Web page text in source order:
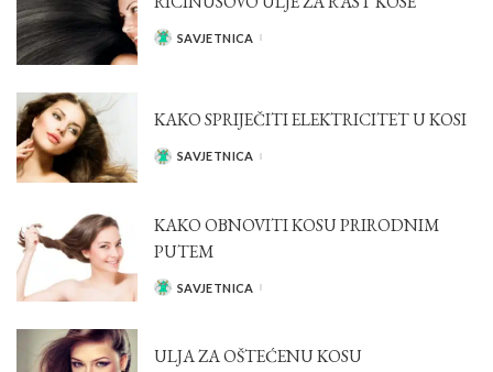
POSTED
SAVJETNICA
KAKO SPRIJEČITI ELEKTRICITET U KOSI
POSTED
SAVJETNICA
KAKO OBNOVITI KOSU PRIRODNIM
PUTEM
POSTED
SAVJETNICA
ULJA ZA OŠTEĆENU KOSU